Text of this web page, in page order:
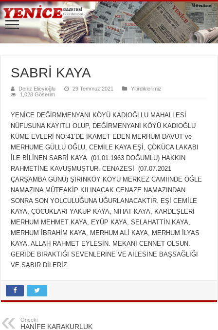
SABRİ KAYA
Deniz Elieyioğlu 29 Temmuz 2021
Yitirdiklerimiz
1,028 Göserim
YENİCE DEĞİRMMENYANI KÖYÜ KADIOĞLLU MAHALLESİ
NÜFUSUNA KAYITLI OLUP, DEĞİRMENYANI KÖYÜ KADIOĞLU
KÜME EVLERİ NO:41’DE İKAMET EDEN MERHUM DAVUT ve
MERHUME GÜLLÜ OĞLU, CEMİLE KAYA EŞİ, ÇÖKÜCA LAKABI
İLE BİLİNEN SABRİ KAYA (01.01.1963 DOĞUMLU) HAKKIN
RAHMETİNE KAVUŞMUŞTUR. CENAZESİ (07.07.2021
ÇARŞAMBA GÜNÜ) ŞİRİNKÖY KÖYÜ MERKEZ CAMİİNDE ÖĞLE
NAMAZINA MÜTEAKİP KILINACAK CENAZE NAMAZINDAN
SONRA SON YOLCULUĞUNA UĞURLANACAKTIR. EŞİ CEMİLE
KAYA, ÇOCUKLARI YAKUP KAYA, NİHAT KAYA, KARDEŞLERİ
MERHUM MEHMET KAYA, EYÜP KAYA, SELAHATTİN KAYA,
MERHUM İBRAHİM KAYA, MERHUM ALİ KAYA, MERHUM İLYAS
KAYA. ALLAH RAHMET EYLESİN. MEKANI CENNET OLSUN.
GERİDE BIRAKTIĞI SEVENLERİNE VE AİLESİNE BAŞSAĞLIĞI
VE SABIR DİLERİZ.
Önceki
HANİFE KARAKURLUK